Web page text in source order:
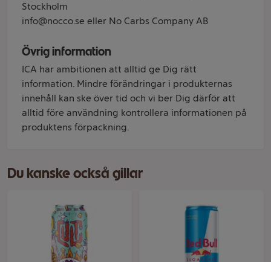
Stockholm
info@nocco.se eller No Carbs Company AB
Övrig information
ICA har ambitionen att alltid ge Dig rätt
information. Mindre förändringar i produkternas
innehåll kan ske över tid och vi ber Dig därför att
alltid före användning kontrollera informationen på
produktens förpackning.
Du kanske också gillar